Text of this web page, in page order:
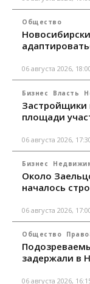
Общество
06 августа 2026,
Бизнес Власть
Застройщики
площади
06 августа 2026,
Бизнес
Около
началось
06 августа 2026,
Общество
задержали в
06 августа 2026,